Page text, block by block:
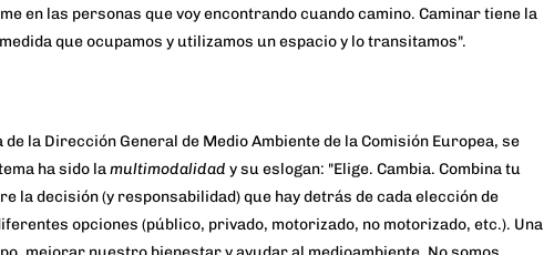
en las personas que voy encontrando cuando camino. Caminar tiene la
que ocupamos y utilizamos un espacio y lo transitamos".
de la Dirección General de Medio Ambiente de la Comisión Europea, se
ha sido lamultimodalidad y su eslogan: "Elige. Cambia. Combina tu
la decisión (y responsabilidad) que hay detrás de cada elección de
opciones (público, privado, motorizado, no motorizado, etc.). Una